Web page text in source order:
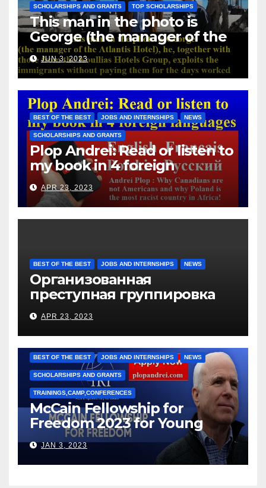
SCHOLARSHIPS AND GRANTS TOP SCHOLARSHIPS
This man in the photo is
George (the manager of the
Atlantis Hotel), he, together
with those from the Koullias
Hotels Group, exploits the
immigrants without paying
them for the days worked
JUN 3, 2023
BEST OF THE BEST JOBS AND INTERNSHIPS NEWS
SCHOLARSHIPS AND GRANTS
Plop Andrei: Read or listen to
my book in 4 foreign
languages
APR 23, 2023
BEST OF THE BEST JOBS AND INTERNSHIPS NEWS
Организованная
преступная группировка
под руководством Игоря
Рижкова (Ryzhkov Ihor) и
Марии Соколовой
APR 23, 2023
BEST OF THE BEST JOBS AND INTERNSHIPS NEWS
SCHOLARSHIPS AND GRANTS
TRAININGS,CAMP,CONFERENCES
McCain Fellowship for
Freedom 2023 for Young
Leaders
JAN 3, 2023